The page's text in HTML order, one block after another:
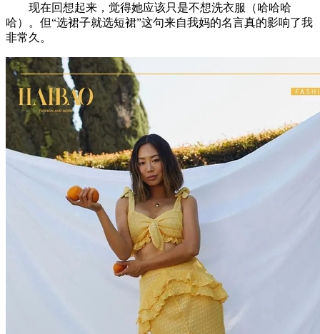
现在回想起来，觉得她应该只是不想洗衣服（哈哈哈
哈）。但“选裙子就选短裙”这句来自我妈的名言真的影响了我
非常久。